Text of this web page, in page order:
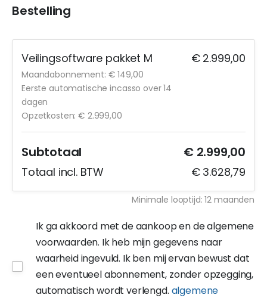
Bestelling
Veilingsoftware pakket M
Maandabonnement: € 149,00
Eerste automatische incasso over 14
dagen
Opzetkosten: € 2.999,00
€ 2.999,00
Subtotaal € 2.999,00
Totaal incl. BTW € 3.628,79
Minimale looptijd: 12 maanden
Ik ga akkoord met de aankoop en de algemene
voorwaarden. Ik heb mijn gegevens naar
waarheid ingevuld. Ik ben mij ervan bewust dat
een eventueel abonnement, zonder opzegging,
automatisch wordt verlengd. algemene